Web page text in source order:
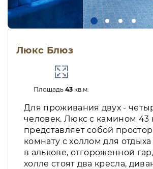
Люкс Блюз
Площадь43 кв.м.
Для проживания двух -
человек. Люкс с камином 43
представляет собой
комнату с холлом для
в алькове, отгороженной
холле стоят два кресла,